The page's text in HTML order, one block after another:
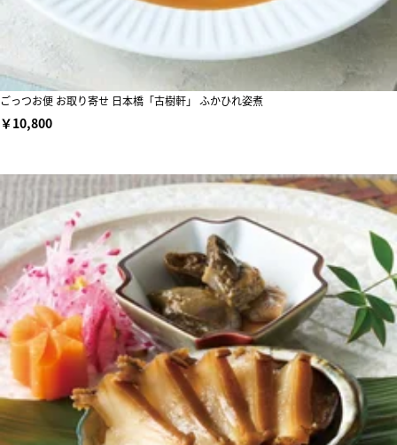
ごっつお便 お取り寄せ 日本橋「古樹軒」 ふかひれ姿煮
￥10,800